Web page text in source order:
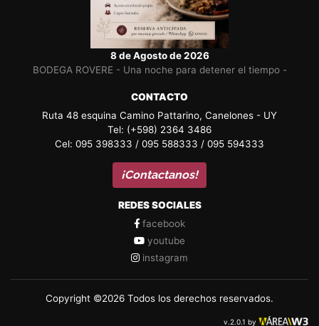
8 de Agosto de 2026
BODEGA ROVERE - Una noche para detener el tiempo -
CONTACTO
Ruta 48 esquina Camino Pattarino, Canelones - UY
Tel: (+598) 2364 3486
Cel: 095 398333 / 095 588333 / 095 594333
¡Contactanos!
REDES SOCIALES
facebook
youtube
instagram
Copyright ©2026 Todos los derechos reservados.
v.2.0.1 by